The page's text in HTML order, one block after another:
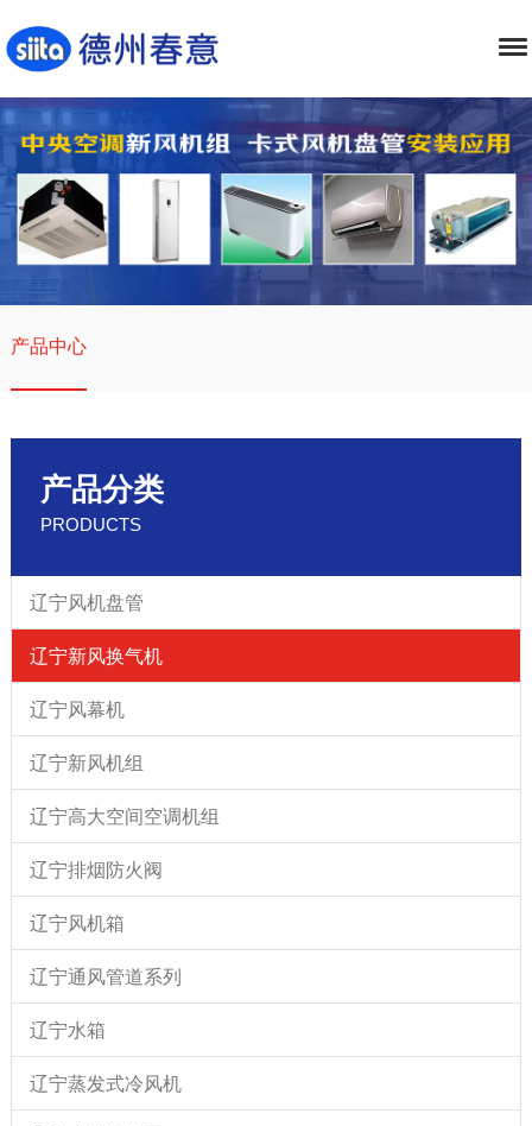
产品中心
产品分类
PRODUCTS
辽宁风机盘管
辽宁新风换气机
辽宁风幕机
辽宁新风机组
辽宁高大空间空调机组
辽宁排烟防火阀
辽宁风机箱
辽宁通风管道系列
辽宁水箱
辽宁蒸发式冷风机